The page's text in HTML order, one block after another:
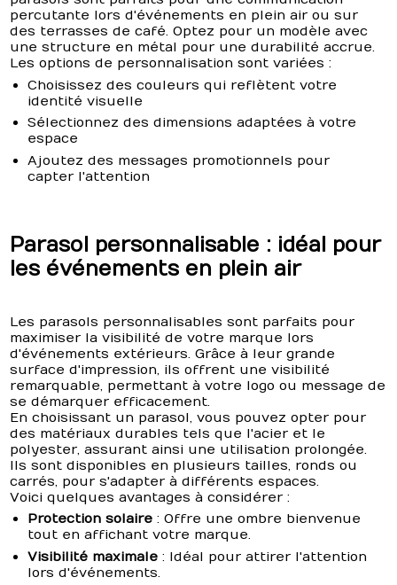
percutante lors d'événements en plein air ou sur
des terrasses de café. Optez pour un modèle avec
une structure en métal pour une durabilité accrue.
Les options de personnalisation sont variées :
Choisissez des couleurs qui reflètent votre
identité visuelle
Sélectionnez des dimensions adaptées à votre
espace
Ajoutez des messages promotionnels pour
capter l'attention
Parasol personnalisable : idéal pour
les événements en plein air
Les parasols personnalisables sont parfaits pour
maximiser la visibilité de votre marque lors
d'événements extérieurs. Grâce à leur grande
surface d'impression, ils offrent une visibilité
remarquable, permettant à votre logo ou message de
se démarquer efficacement.
En choisissant un parasol, vous pouvez opter pour
des matériaux durables tels que l'acier et le
polyester, assurant ainsi une utilisation prolongée.
Ils sont disponibles en plusieurs tailles, ronds ou
carrés, pour s'adapter à différents espaces.
Voici quelques avantages à considérer :
Protection solaire : Offre une ombre bienvenue
tout en affichant votre marque.
Visibilité maximale : Idéal pour attirer l'attention
lors d'événements.